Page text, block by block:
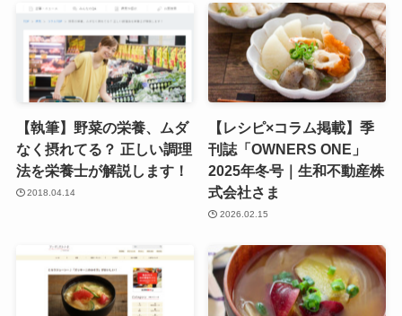
【執筆】野菜の栄養、ムダ
なく摂れてる？ 正しい調理
法を栄養士が解説します！
2018.04.14
【レシピ×コラム掲載】季
刊誌「OWNERS ONE」
2025年冬号｜生和不動産株
式会社さま
2026.02.15